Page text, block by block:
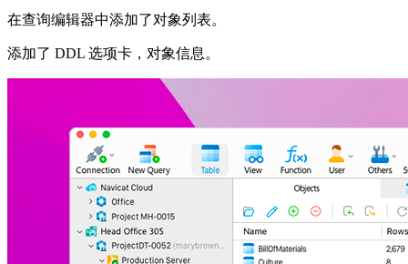
在查询编辑器中添加了对象列表。
添加了 DDL 选项卡，对象信息。